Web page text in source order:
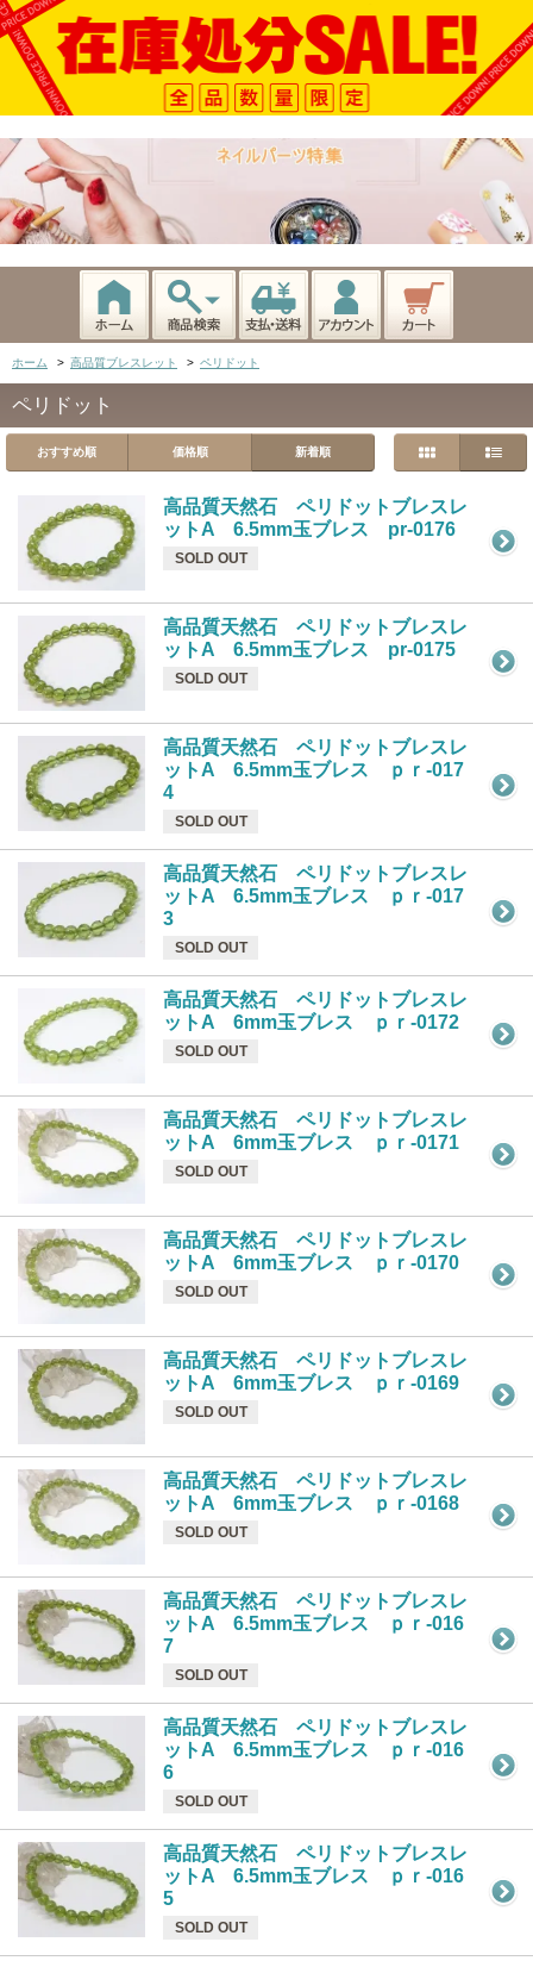
ホーム > 高品質ブレスレット > ペリドット
ペリドット
おすすめ順 価格順 新着順
高品質天然石 ペリドットブレスレ
ットA 6.5mm玉ブレス pr-0176
SOLD OUT
高品質天然石 ペリドットブレスレ
ットA 6.5mm玉ブレス pr-0175
SOLD OUT
高品質天然石 ペリドットブレスレ
ットA 6.5mm玉ブレス ｐｒ-017
4
SOLD OUT
高品質天然石 ペリドットブレスレ
ットA 6.5mm玉ブレス ｐｒ-017
3
SOLD OUT
高品質天然石 ペリドットブレスレ
ットA 6mm玉ブレス ｐｒ-0172
SOLD OUT
高品質天然石 ペリドットブレスレ
ットA 6mm玉ブレス ｐｒ-0171
SOLD OUT
高品質天然石 ペリドットブレスレ
ットA 6mm玉ブレス ｐｒ-0170
SOLD OUT
高品質天然石 ペリドットブレスレ
ットA 6mm玉ブレス ｐｒ-0169
SOLD OUT
高品質天然石 ペリドットブレスレ
ットA 6mm玉ブレス ｐｒ-0168
SOLD OUT
高品質天然石 ペリドットブレスレ
ットA 6.5mm玉ブレス ｐｒ-016
7
SOLD OUT
高品質天然石 ペリドットブレスレ
ットA 6.5mm玉ブレス ｐｒ-016
6
SOLD OUT
高品質天然石 ペリドットブレスレ
ットA 6.5mm玉ブレス ｐｒ-016
5
SOLD OUT